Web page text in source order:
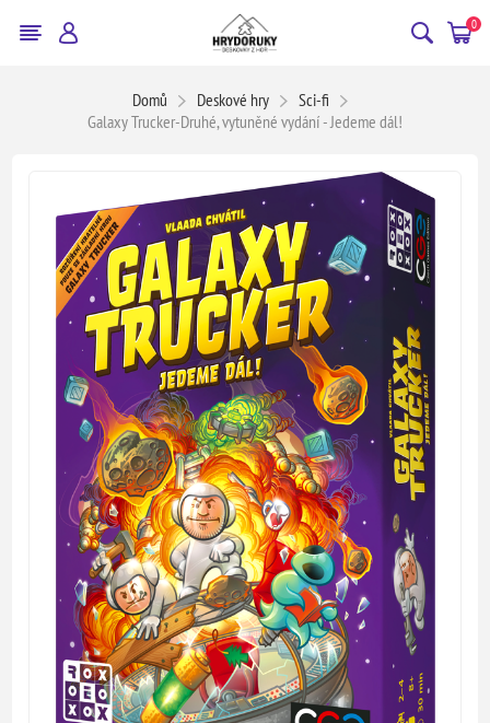
0
Domů Deskové hry
Sci-fi
Galaxy Trucker-Druhé, vytuněné vydání - Jedeme dál!